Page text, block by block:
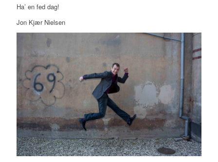
Ha’ en fed dag!
Jon Kjær Nielsen